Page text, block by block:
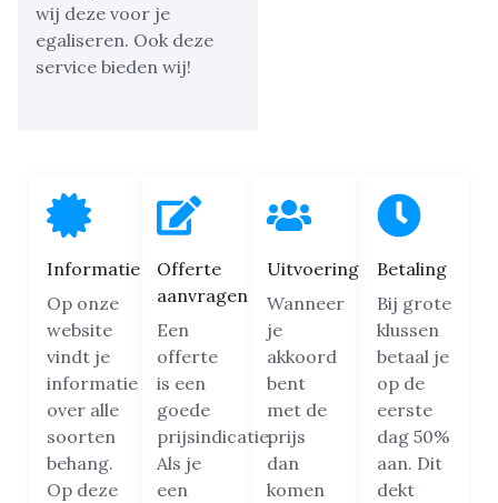
wij deze voor je
egaliseren. Ook deze
service bieden wij!
Informatie
Op onze
website
vindt je
informatie
over alle
soorten
behang.
Op deze
Offerte
aanvragen
Een
offerte
is een
goede
prijsindicatie.
Als je
een
Uitvoering
Wanneer
je
akkoord
bent
met de
prijs
dan
komen
Betaling
Bij grote
klussen
betaal je
op de
eerste
dag 50%
aan. Dit
dekt